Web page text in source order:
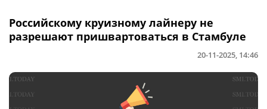
Российскому круизному лайнеру не
разрешают пришвартоваться в Стамбуле
20-11-2025, 14:46